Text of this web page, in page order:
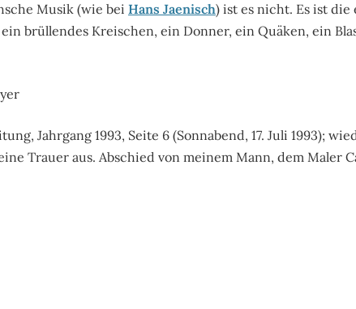
Musik (wie bei Hans Jaenisch) ist es nicht. Es ist die
ein brüllendes Kreischen, ein Donner, ein Quäken, ein
Jahrgang 1993, Seite 6 (Sonnabend, 17. Juli 1993);
Trauer aus. Abschied von meinem Mann, dem Maler